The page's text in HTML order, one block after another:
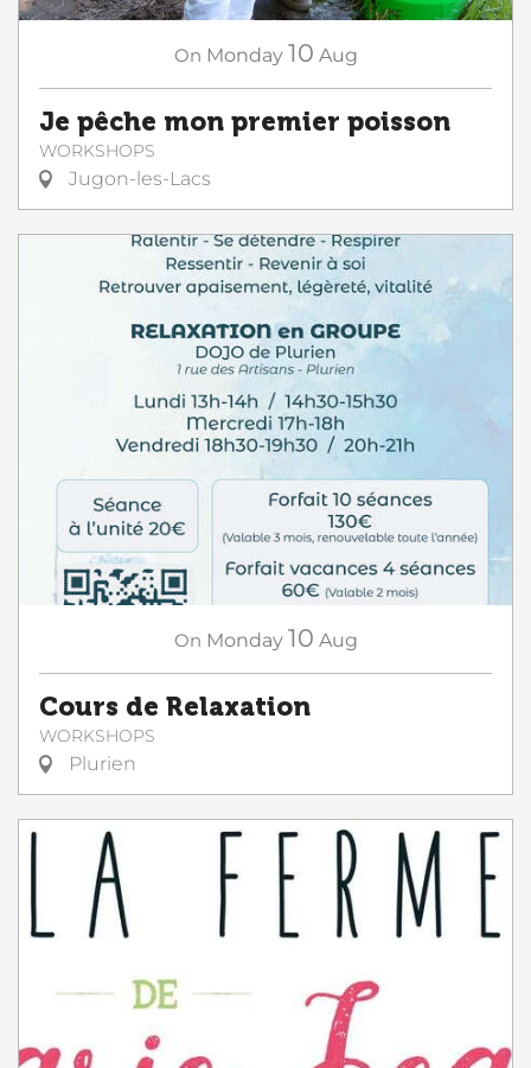
On Monday 10 Aug
Je pêche mon premier poisson
WORKSHOPS
Jugon-les-Lacs
On Monday 10 Aug
Cours de Relaxation
WORKSHOPS
Plurien